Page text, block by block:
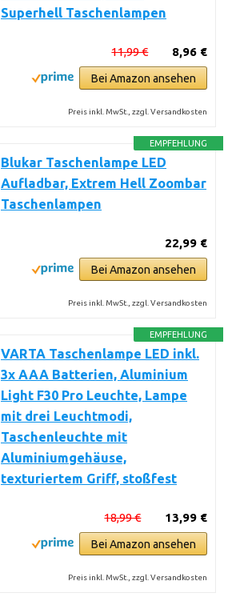
Superhell Taschenlampen
8,96 €
11,99 €
Bei Amazon ansehen
Preis inkl. MwSt., zzgl. Versandkosten
EMPFEHLUNG
Blukar Taschenlampe LED
Aufladbar, Extrem Hell Zoombar
Taschenlampen
22,99 €
Bei Amazon ansehen
Preis inkl. MwSt., zzgl. Versandkosten
EMPFEHLUNG
VARTA Taschenlampe LED inkl.
3x AAA Batterien, Aluminium
Light F30 Pro Leuchte, Lampe
mit drei Leuchtmodi,
Taschenleuchte mit
Aluminiumgehäuse,
texturiertem Griff, stoßfest
13,99 €
18,99 €
Bei Amazon ansehen
Preis inkl. MwSt., zzgl. Versandkosten